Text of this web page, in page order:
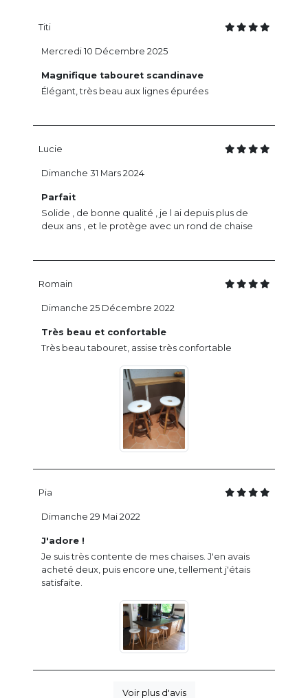
Titi
Magnifique tabouret scandinave
Élégant, très beau aux lignes épurées
Mercredi 10 Décembre 2025
Lucie
Parfait
Solide , de bonne qualité , je l ai depuis plus de
deux ans , et le protège avec un rond de chaise
Dimanche 31 Mars 2024
Romain
Très beau et confortable
Très beau tabouret, assise très confortable
Dimanche 25 Décembre 2022
Pia
J'adore !
Je suis très contente de mes chaises. J'en avais
acheté deux, puis encore une, tellement j'étais
satisfaite.
Dimanche 29 Mai 2022
Voir plus d'avis